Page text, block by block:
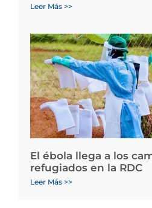
Leer Más >>
El ébola llega a los
refugiados en la RDC
Leer Más >>